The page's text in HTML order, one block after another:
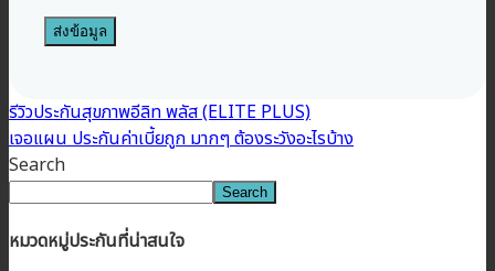
รีวิวประกันสุขภาพอีลิท พลัส (ELITE PLUS)
เจอแผน ประกันค่าเบี้ยถูก มากๆ ต้องระวังอะไรบ้าง
Search
Search
หมวดหมู่ประกันที่น่าสนใจ